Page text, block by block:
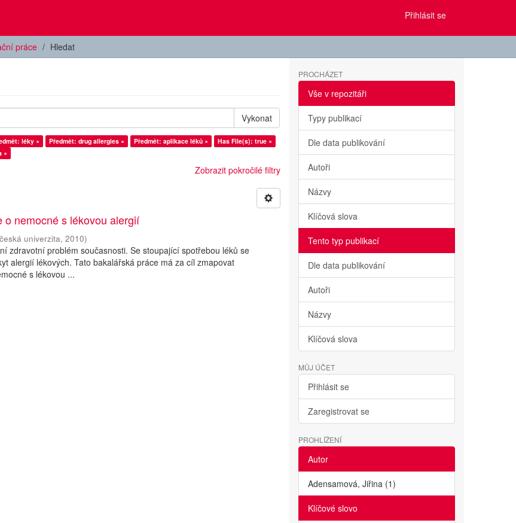
Přihlásit se
práce Hledat
Vykonat
léky × Předmět: drug allergies × Předmět: aplikace léků ×
Has File(s): true ×
×
Zobrazit pokročilé filtry
o nemocné s lékovou alergií
univerzita,2010)
zdravotní problém současnosti. Se stoupající spotřebou léků se
alergií lékových. Tato bakalářská práce má za cíl zmapovat
s lékovou ...
PROCHÁZET
Vše v repozitáři
Typy publikací
Dle data publikování
Autoři
Názvy
Klíčová slova
Tento typ publikací
Dle data publikování
Autoři
Názvy
Klíčová slova
MŮJ ÚČET
Přihlásit se
Zaregistrovat se
PROHLÍŽENÍ
Autor
Adensamová, Jiřina (1)
Klíčové slovo